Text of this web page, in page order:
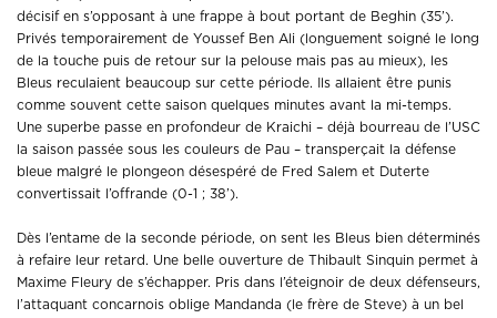
décisif en s’opposant à une frappe à bout portant de Beghin (35’).
Privés temporairement de Youssef Ben Ali (longuement soigné le long
de la touche puis de retour sur la pelouse mais pas au mieux), les
Bleus reculaient beaucoup sur cette période. Ils allaient être punis
comme souvent cette saison quelques minutes avant la mi-temps.
Une superbe passe en profondeur de Kraichi – déjà bourreau de l’USC
la saison passée sous les couleurs de Pau – transperçait la défense
bleue malgré le plongeon désespéré de Fred Salem et Duterte
convertissait l’offrande (0-1 ; 38’).
Dès l’entame de la seconde période, on sent les Bleus bien déterminés
à refaire leur retard. Une belle ouverture de Thibault Sinquin permet à
Maxime Fleury de s’échapper. Pris dans l’éteignoir de deux défenseurs,
l’attaquant concarnois oblige Mandanda (le frère de Steve) à un bel